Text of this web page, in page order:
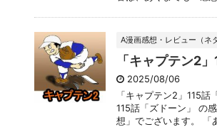
A漫画感想・レビュー（ネ
「キャプテン2
2025/08/06
「キャプテン2」115
115話「ズドーン」 の
想」でございます。 「